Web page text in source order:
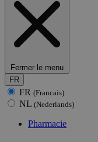
Fermer le menu
FR
FR (Francais)
NL (Nederlands)
Pharmacie